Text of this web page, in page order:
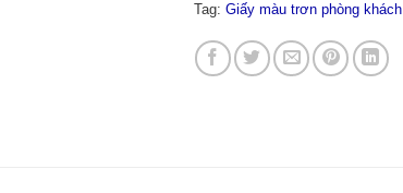
Tag: Giấy màu trơn phòng khách